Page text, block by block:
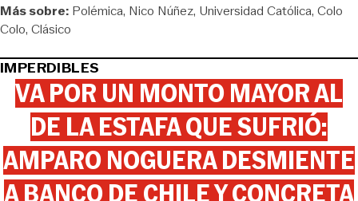
Más sobre: Polémica Nico Núñez Universidad Católica Colo
Colo Clásico
IMPERDIBLES
VA POR UN MONTO MAYOR AL
DE LA ESTAFA QUE SUFRIÓ:
AMPARO NOGUERA DESMIENTE
A BANCO DE CHILE Y CONCRETA